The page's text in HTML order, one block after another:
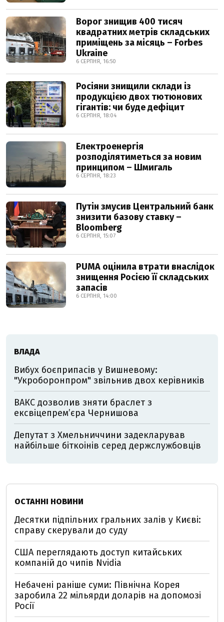
Ворог знищив 400 тисяч
квадратних метрів складських
приміщень за місяць – Forbes
Ukraine
6 СЕРПНЯ, 16:50
Росіяни знищили склади із
продукцією двох тютюнових
гігантів: чи буде дефіцит
6 СЕРПНЯ, 18:04
Електроенергія
розподілятиметься за новим
принципом – Шмигаль
6 СЕРПНЯ, 18:23
Путін змусив Центральний банк
знизити базову ставку –
Bloomberg
6 СЕРПНЯ, 15:07
PUMA оцінила втрати внаслідок
знищення Росією її складських
запасів
6 СЕРПНЯ, 14:00
ВЛАДА
Вибух боєприпасів у Вишневому:
"Укроборонпром" звільнив двох керівників
ВАКС дозволив зняти браслет з
ексвіцепрем’єра Чернишова
Депутат з Хмельниччини задекларував
найбільше біткоінів серед держслужбовців
ОСТАННІ НОВИНИ
Десятки підпільних гральних залів у Києві:
справу скерували до суду
США переглядають доступ китайських
компаній до чипів Nvidia
Небачені раніше суми: Північна Корея
заробила 22 мільярди доларів на допомозі
Росії